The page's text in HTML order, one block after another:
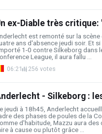
ex-Diable très
est remonté sur la scène
ans d'absence jeudi soir. Et
1-0 contre Silkeborg dans
League, il aura fallu ...
06:21 256 votes
- Silkeborg :
jeudi à 18h45, Anderlecht
des phases de poules de la
d'habitude, Mazzu aura des
à cause ou plutôt grâce ...